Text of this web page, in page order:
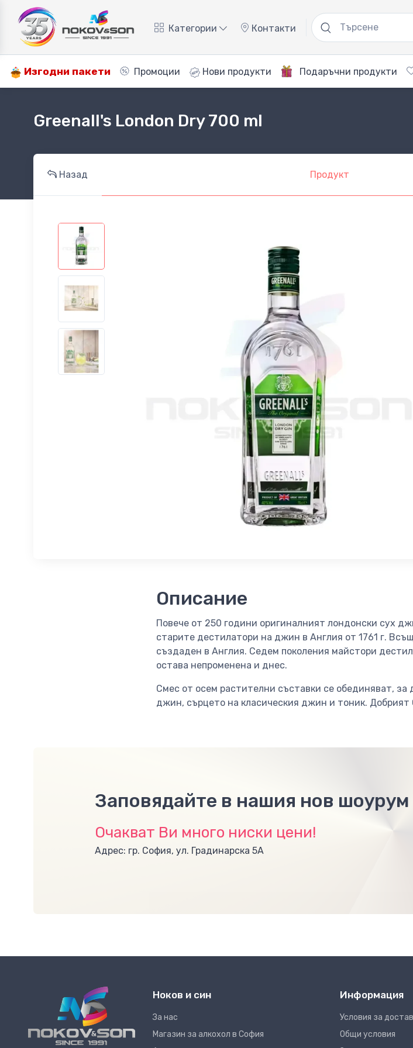
Категории Контакти
Изгодни пакети Промоции Нови продукти Подаръчни продукти
Greenall's London Dry 700 ml
Назад Продукт
Описание
Повече от 250 години оригиналният лондонски сух
старите дестилатори на джин в Англия от 1761 г.
създаден в Англия. Седем поколения майстори
остава непроменена и днес.
Смес от осем растителни съставки се обединяват,
джин, сърцето на класическия джин и тоник. Добрият
Заповядайте в нашия нов шоурум
Очакват Ви много ниски цени!
Адрес: гр. София, ул. Градинарска 5А
Ноков и син
За нас
Магазин за алкохол в София
Информация
Условия за
Общи условия